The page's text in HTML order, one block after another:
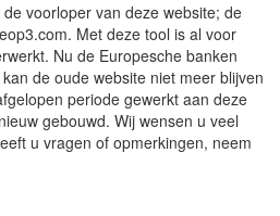
voorloper van deze website; de
Met deze tool is al voor
Nu de Europesche banken
de oude website niet meer blijven
periode gewerkt aan deze
gebouwd. Wij wensen u veel
u vragen of opmerkingen, neem